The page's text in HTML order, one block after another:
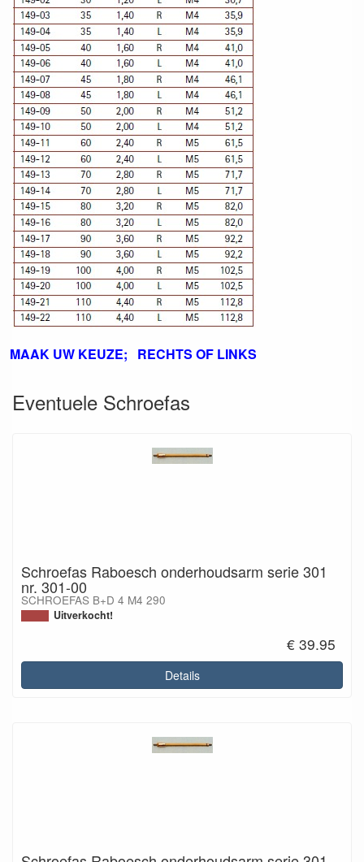
MAAK UW KEUZE; RECHTS OF LINKS
Eventuele Schroefas
Schroefas Raboesch onderhoudsarm serie 301
nr. 301-00
SCHROEFAS B+D 4 M4 290
Uitverkocht!
€ 39.95
Details